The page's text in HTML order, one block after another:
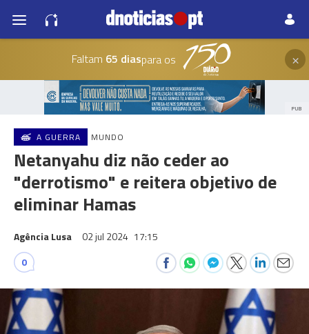
Faltam 65 diaspara os ×
PUB
A GUERRA MUNDO
Netanyahu diz não ceder ao
"derrotismo" e reitera objetivo de
eliminar Hamas
Agência Lusa 02 jul 2024 17:15
0